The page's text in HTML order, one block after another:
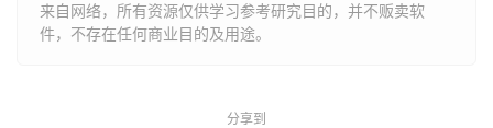
来自网络，所有资源仅供学习参考研究目的，并不贩卖软
件，不存在任何商业目的及用途。
分享到